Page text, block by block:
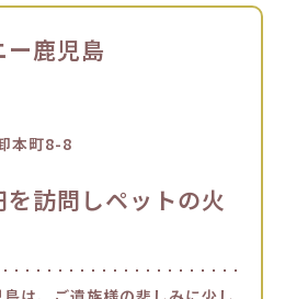
鹿児島
本町8-8
訪問しペットの火